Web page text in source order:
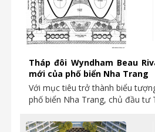
Tháp đôi Wyndham Beau
mới của phố biển Nha Trang
Với mục tiêu trở thành biểu
phố biển Nha Trang, chủ đầu tư